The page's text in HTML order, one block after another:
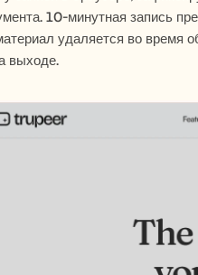
10-минутная запись
удаляется во время
выходе.